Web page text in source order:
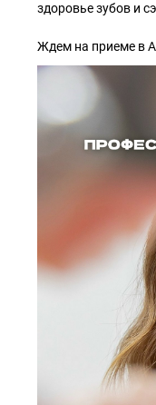
здоровье зубов и
Ждем на приеме в